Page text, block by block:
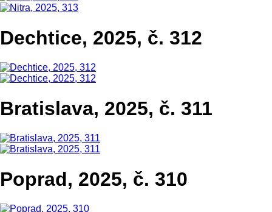
Dechtice, 2025, č. 312
Bratislava, 2025, č. 311
Poprad, 2025, č. 310